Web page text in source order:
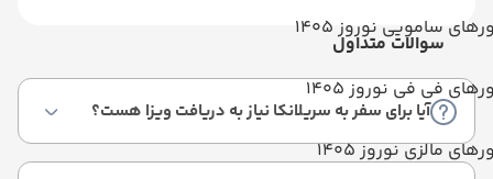
سامویی نوروز 1405
فی فی نوروز 1405
مالزی نوروز 1405
سوالات متداول
آیا برای سفر به سریلانکا نیاز به دریافت ویزا هست؟